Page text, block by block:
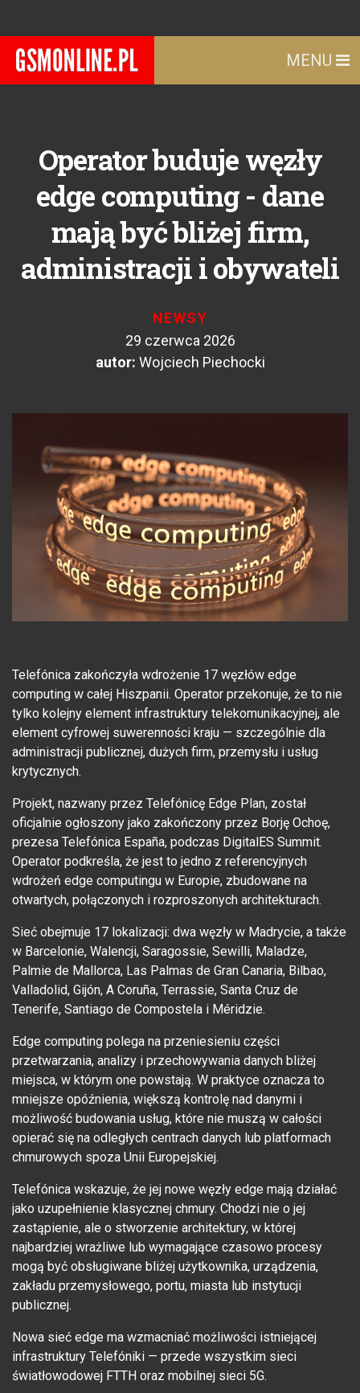
MENU
Operator buduje węzły
edge computing - dane
mają być bliżej firm,
administracji i obywateli
NEWSY
29 czerwca 2026
autor: Wojciech Piechocki
Telefónica zakończyła wdrożenie 17 węzłów edge
computing w całej Hiszpanii. Operator przekonuje, że to nie
tylko kolejny element infrastruktury telekomunikacyjnej, ale
element cyfrowej suwerenności kraju — szczególnie dla
administracji publicznej, dużych firm, przemysłu i usług
krytycznych.
Projekt, nazwany przez Telefónicę Edge Plan, został
oficjalnie ogłoszony jako zakończony przez Borję Ochoę,
prezesa Telefónica España, podczas DigitalES Summit.
Operator podkreśla, że jest to jedno z referencyjnych
wdrożeń edge computingu w Europie, zbudowane na
otwartych, połączonych i rozproszonych architekturach.
Sieć obejmuje 17 lokalizacji: dwa węzły w Madrycie, a także
w Barcelonie, Walencji, Saragossie, Sewilli, Maladze,
Palmie de Mallorca, Las Palmas de Gran Canaria, Bilbao,
Valladolid, Gijón, A Coruña, Terrassie, Santa Cruz de
Tenerife, Santiago de Compostela i Méridzie.
Edge computing polega na przeniesieniu części
przetwarzania, analizy i przechowywania danych bliżej
miejsca, w którym one powstają. W praktyce oznacza to
mniejsze opóźnienia, większą kontrolę nad danymi i
możliwość budowania usług, które nie muszą w całości
opierać się na odległych centrach danych lub platformach
chmurowych spoza Unii Europejskiej.
Telefónica wskazuje, że jej nowe węzły edge mają działać
jako uzupełnienie klasycznej chmury. Chodzi nie o jej
zastąpienie, ale o stworzenie architektury, w której
najbardziej wrażliwe lub wymagające czasowo procesy
mogą być obsługiwane bliżej użytkownika, urządzenia,
zakładu przemysłowego, portu, miasta lub instytucji
publicznej.
Nowa sieć edge ma wzmacniać możliwości istniejącej
infrastruktury Telefóniki — przede wszystkim sieci
światłowodowej FTTH oraz mobilnej sieci 5G.